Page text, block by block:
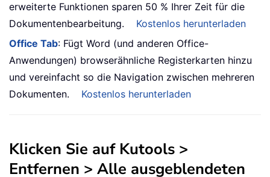
erweiterte Funktionen sparen 50 % Ihrer Zeit für die
Dokumentenbearbeitung.
Kostenlos herunterladen
Office Tab: Fügt Word (und anderen Office-
Anwendungen) browserähnliche Registerkarten hinzu
und vereinfacht so die Navigation zwischen mehreren
Dokumenten.
Kostenlos herunterladen
Klicken Sie auf Kutools >
Entfernen > Alle ausgeblendeten